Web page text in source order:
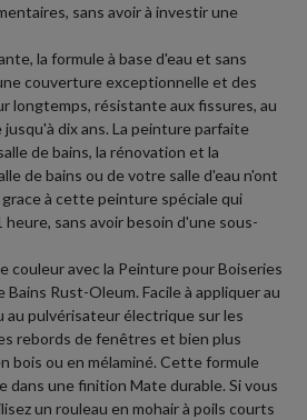
sans avoir à investir une
la formule à base d'eau et sans
couverture exceptionnelle et des
longtemps, résistante aux fissures, au
dix ans. La peinture parfaite
de bains, la rénovation et la
de bains ou de votre salle d'eau n'ont
à cette peinture spéciale qui
sans avoir besoin d'une sous-
couleur avec la Peinture pour Boiseries
Bains Rust-Oleum. Facile à appliquer au
au pulvérisateur électrique sur les
rebords de fenêtres et bien plus
bois ou en mélaminé. Cette formule
dans une finition Mate durable. Si vous
un rouleau en mohair à poils courts